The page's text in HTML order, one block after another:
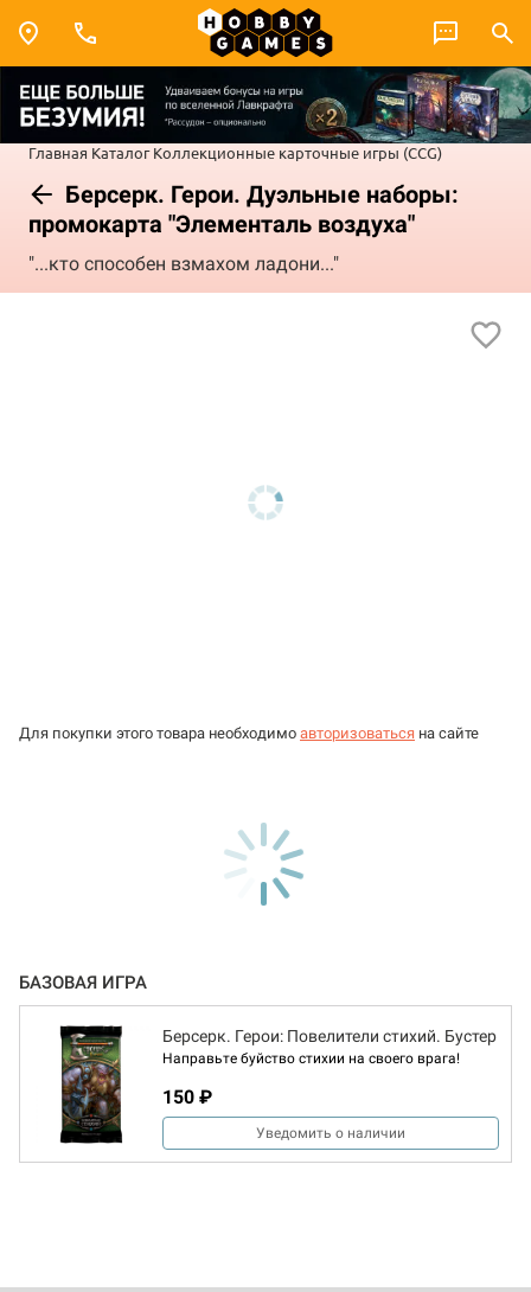
Главная Каталог Коллекционные карточные игры (CCG)
Берсерк. Герои. Дуэльные наборы:
промокарта "Элементаль воздуха"
"...кто способен взмахом ладони..."
Для покупки этого товара необходимо авторизоваться на сайте
БАЗОВАЯ ИГРА
Берсерк. Герои: Повелители стихий. Бустер
Направьте буйство стихии на своего врага!
150 ₽
Уведомить о наличии